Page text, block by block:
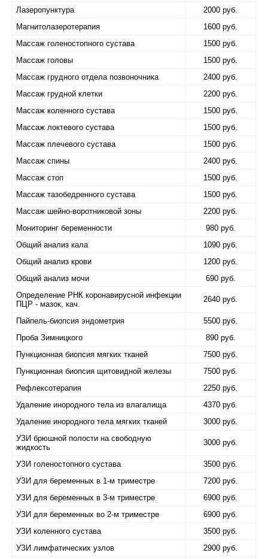
Лазеропунктура
2000 руб.
Магнитолазеротерапия
1600 руб.
Массаж голеностопного сустава
1500 руб.
Массаж головы
1500 руб.
Массаж грудного отдела позвоночника
2400 руб.
Массаж грудной клетки
2200 руб.
Массаж коленного сустава
1500 руб.
Массаж локтевого сустава
1500 руб.
Массаж плечевого сустава
1500 руб.
Массаж спины
2400 руб.
Массаж стоп
1500 руб.
Массаж тазобедренного сустава
1500 руб.
Массаж шейно-воротниковой зоны
2200 руб.
Мониторинг беременности
980 руб.
Общий анализ кала
1090 руб.
Общий анализ крови
1200 руб.
Общий анализ мочи
690 руб.
Определение РНК коронавирусной инфекции
ПЦР - мазок, кач.
2640 руб.
Пайпель-биопсия эндометрия
5500 руб.
Проба Зимницкого
890 руб.
Пункционная биопсия мягких тканей
7500 руб.
Пункционная биопсия щитовидной железы
7500 руб.
Рефлексотерапия
2250 руб.
Удаление инородного тела из влагалища
4370 руб.
Удаление инородного тела мягких тканей
3000 руб.
УЗИ брюшной полости на свободную
жидкость
3000 руб.
УЗИ голеностопного сустава
3500 руб.
УЗИ для беременных в 1-м триместре
7200 руб.
УЗИ для беременных в 3-м триместре
6900 руб.
УЗИ для беременных во 2-м триместре
6900 руб.
УЗИ коленного сустава
3500 руб.
УЗИ лимфатических узлов
2900 руб.